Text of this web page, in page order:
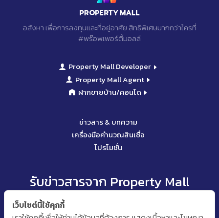
อสังหา เพื่อการลงทุนเเละที่อยู่อาศัย สิทธิพิเศษมากกว่าใครที่
#พร๊อพเพอร์ตี้มอลล์
Property Mall Developer
Property Mall Agent
ฝากขายบ้าน/คอนโด
ข่าวสาร & บทความ
เครื่องมือคำนวณสินเชื่อ
โปรโมชั่น
รับข่าวสารจาก Property Mall
เว็บไซต์นี้ใช้คุกกี้